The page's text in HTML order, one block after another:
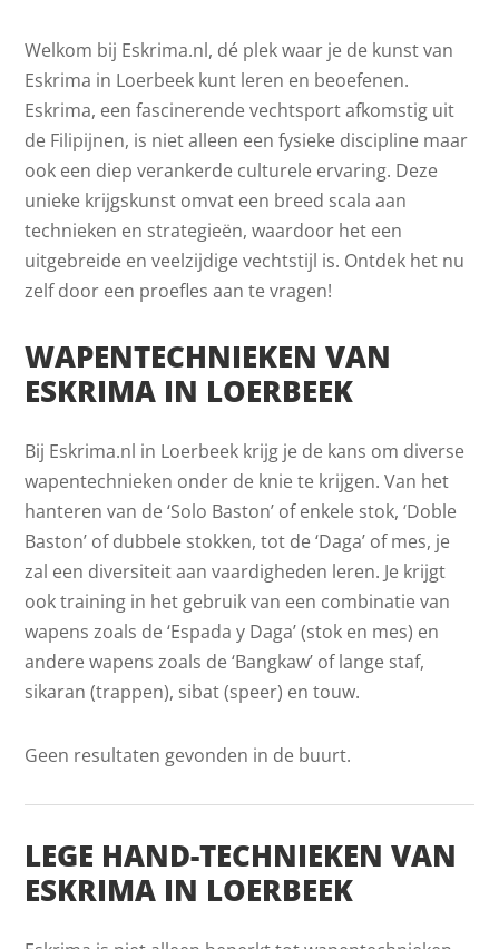
Welkom bij Eskrima.nl, dé plek waar je de kunst van
Eskrima in Loerbeek kunt leren en beoefenen.
Eskrima, een fascinerende vechtsport afkomstig uit
de Filipijnen, is niet alleen een fysieke discipline maar
ook een diep verankerde culturele ervaring. Deze
unieke krijgskunst omvat een breed scala aan
technieken en strategieën, waardoor het een
uitgebreide en veelzijdige vechtstijl is. Ontdek het nu
zelf door een proefles aan te vragen!
WAPENTECHNIEKEN VAN
ESKRIMA IN LOERBEEK
Bij Eskrima.nl in Loerbeek krijg je de kans om diverse
wapentechnieken onder de knie te krijgen. Van het
hanteren van de ‘Solo Baston’ of enkele stok, ‘Doble
Baston’ of dubbele stokken, tot de ‘Daga’ of mes, je
zal een diversiteit aan vaardigheden leren. Je krijgt
ook training in het gebruik van een combinatie van
wapens zoals de ‘Espada y Daga’ (stok en mes) en
andere wapens zoals de ‘Bangkaw’ of lange staf,
sikaran (trappen), sibat (speer) en touw.
Geen resultaten gevonden in de buurt.
LEGE HAND-TECHNIEKEN VAN
ESKRIMA IN LOERBEEK